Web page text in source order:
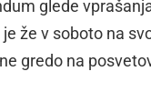
glede
je že v soboto na
gredo na